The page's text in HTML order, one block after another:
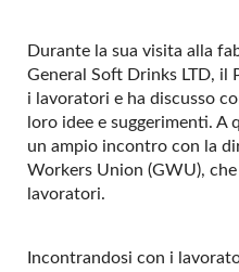
Durante la sua visita alla
General Soft Drinks LTD,
i lavoratori e ha discusso
loro idee e suggerimenti. A
un ampio incontro con la
Workers Union (GWU),
lavoratori.
Incontrandosi con i